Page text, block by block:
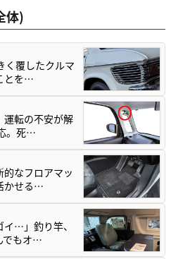
体)
く覆したクルマ
とを…
運転の不安が解
。死…
的なフロアマッ
かせる…
…」釣り竿、
でもオ…